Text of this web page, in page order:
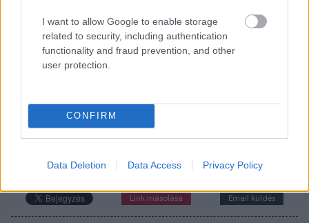
I want to allow Google to enable storage
related to security, including authentication
functionality and fraud prevention, and other
user protection.
CONFIRM
Data Deletion Data Access Privacy Policy
döntő, Bolton-Oxford (ismétlés)
23.15: Labdarúgás, skót bajnokság, Celtic-St.Mirren
(ismétlés)
Itt állíthatod be, hogy a Csakfoci az elsők
között legyen a Google-találatokban
Tetszett a cikk? Megosztanád?
Link másolása Email küldés